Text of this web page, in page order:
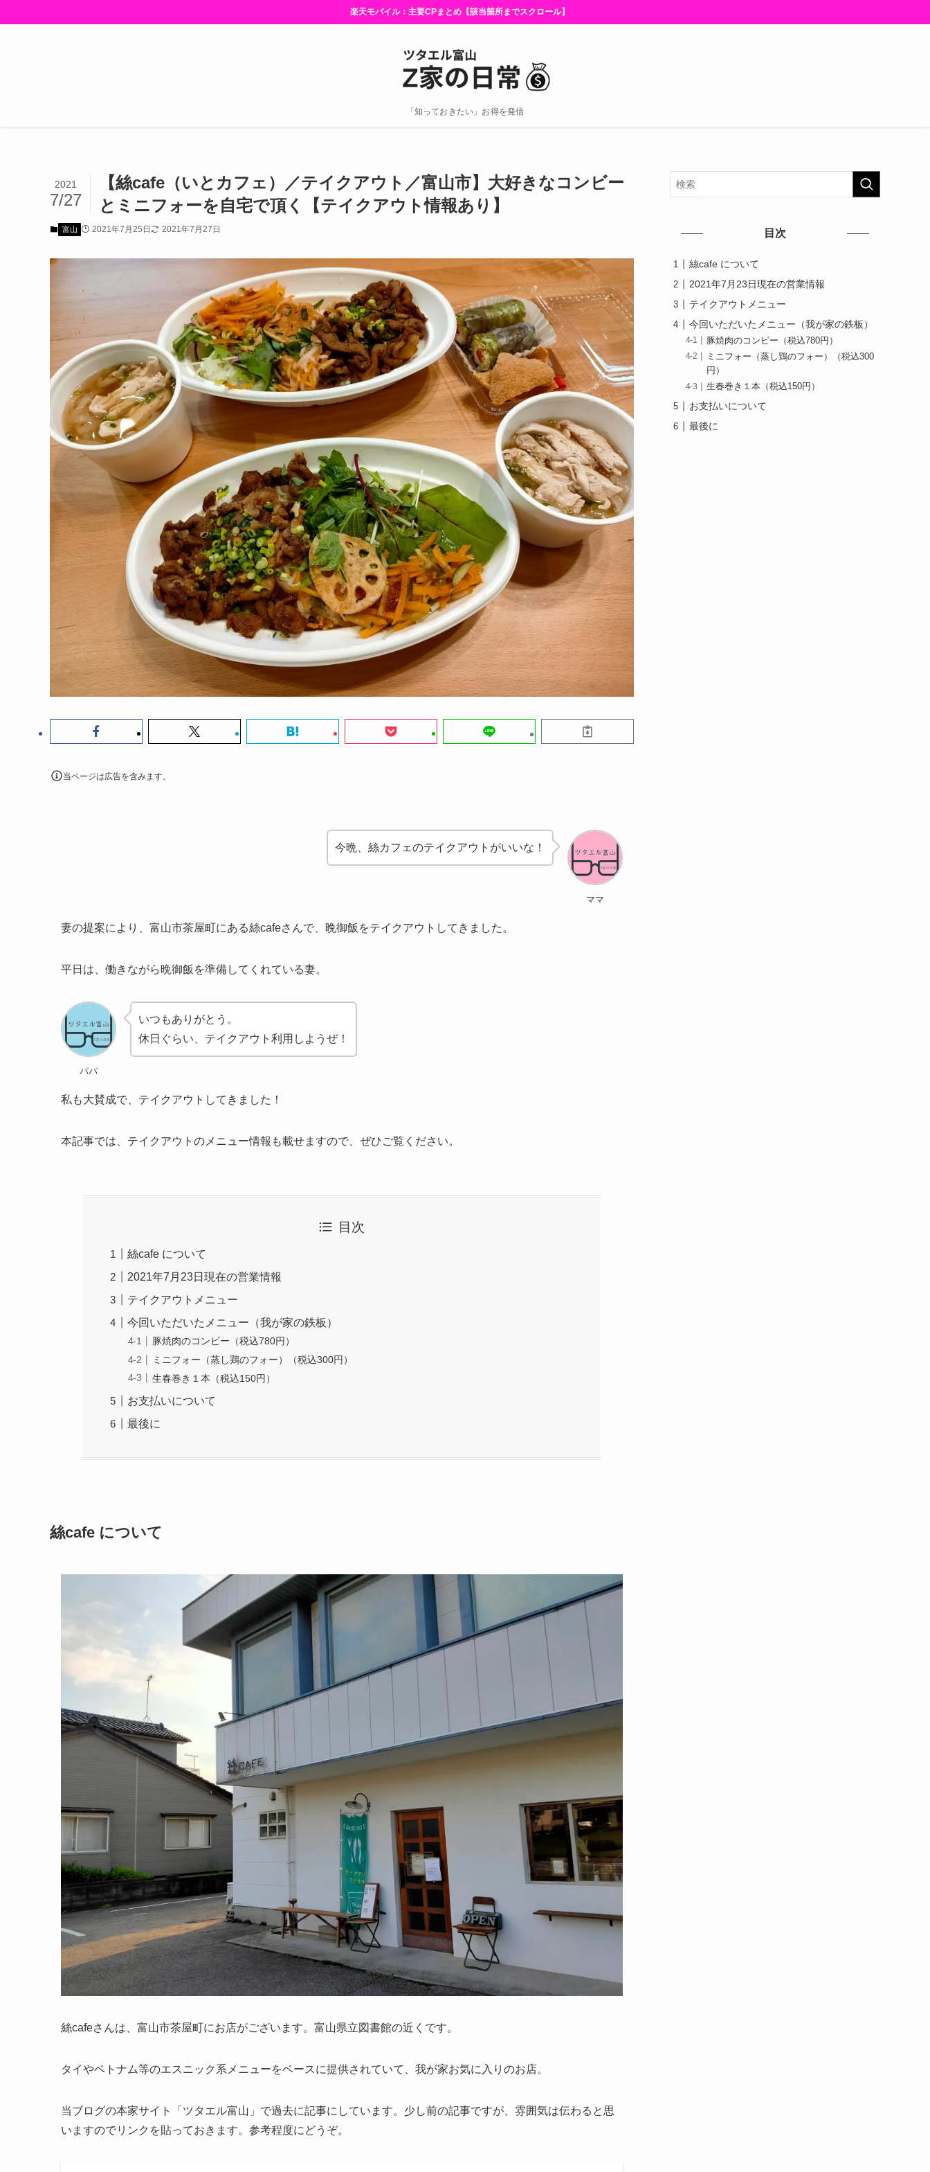
楽天モバイル：主要CPまとめ【該当箇所までスクロール】
「知っておきたい」お得を発信
【絲cafe（いとカフェ）／テイクアウト／富山市】大好きなコンビー
とミニフォーを自宅で頂く【テイクアウト情報あり】
2021
7/27
富山 2021年7月25日 2021年7月27日
当ページは広告を含みます。
ママ
今晩、絲カフェのテイクアウトがいいな！
妻の提案により、富山市茶屋町にある絲cafeさんで、晩御飯をテイクアウトしてきました。
平日は、働きながら晩御飯を準備してくれている妻。
パパ
いつもありがとう。
休日ぐらい、テイクアウト利用しようぜ！
私も大賛成で、テイクアウトしてきました！
本記事では、テイクアウトのメニュー情報も載せますので、ぜひご覧ください。
目次
絲cafe について
2021年7月23日現在の営業情報
テイクアウトメニュー
今回いただいたメニュー（我が家の鉄板）
豚焼肉のコンビー（税込780円）
ミニフォー（蒸し鶏のフォー）（税込300円）
生春巻き１本（税込150円）
お支払いについて
最後に
絲cafe について
絲cafeさんは、富山市茶屋町にお店がございます。富山県立図書館の近くです。
タイやベトナム等のエスニック系メニューをベースに提供されていて、我が家お気に入りのお店。
当ブログの本家サイト「ツタエル富山」で過去に記事にしています。少し前の記事ですが、雰囲気は伝わると思
いますのでリンクを貼っておきます。参考程度にどうぞ。
目次
絲cafe について
2021年7月23日現在の営業情報
テイクアウトメニュー
今回いただいたメニュー（我が家の鉄板）
豚焼肉のコンビー（税込780円）
ミニフォー（蒸し鶏のフォー）（税込300
円）
生春巻き１本（税込150円）
お支払いについて
最後に